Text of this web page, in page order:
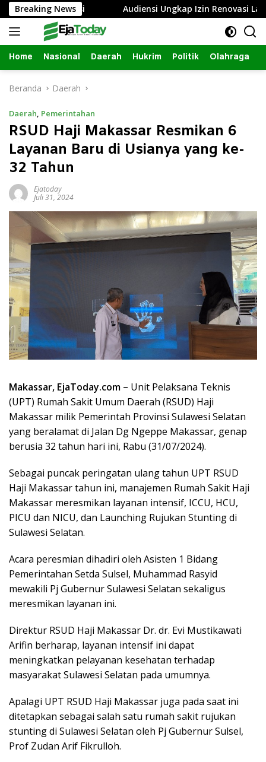
Langsung
ke
konten
Breaking News
Polisi Audiensi Ungkap Izin Renovasi Lapak
Home Nasional Daerah Hukrim Politik Olahraga
Beranda Daerah
Daerah, Pemerintahan
RSUD Haji Makassar Resmikan 6
Layanan Baru di Usianya yang ke-
32 Tahun
Ejatoday
Juli 31, 2024
Makassar, EjaToday.com – Unit Pelaksana Teknis
(UPT) Rumah Sakit Umum Daerah (RSUD) Haji
Makassar milik Pemerintah Provinsi Sulawesi Selatan
yang beralamat di Jalan Dg Ngeppe Makassar, genap
berusia 32 tahun hari ini, Rabu (31/07/2024).
Sebagai puncak peringatan ulang tahun UPT RSUD
Haji Makassar tahun ini, manajemen Rumah Sakit Haji
Makassar meresmikan layanan intensif, ICCU, HCU,
PICU dan NICU, dan Launching Rujukan Stunting di
Sulawesi Selatan.
Acara peresmian dihadiri oleh Asisten 1 Bidang
Pemerintahan Setda Sulsel, Muhammad Rasyid
mewakili Pj Gubernur Sulawesi Selatan sekaligus
meresmikan layanan ini.
Direktur RSUD Haji Makassar Dr. dr. Evi Mustikawati
Arifin berharap, layanan intensif ini dapat
meningkatkan pelayanan kesehatan terhadap
masyarakat Sulawesi Selatan pada umumnya.
Apalagi UPT RSUD Haji Makassar juga pada saat ini
ditetapkan sebagai salah satu rumah sakit rujukan
stunting di Sulawesi Selatan oleh Pj Gubernur Sulsel,
Prof Zudan Arif Fikrulloh.